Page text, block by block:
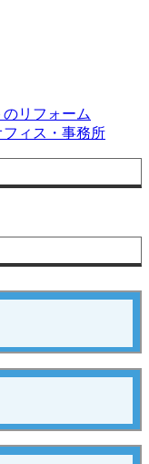
リフォーム
ィス・事務所